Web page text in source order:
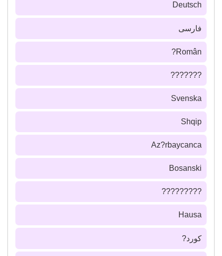
Deutsch
فارسى
Român?
???????
Svenska
Shqip
Az?rbaycanca
Bosanski
?????????
Hausa
كورد?